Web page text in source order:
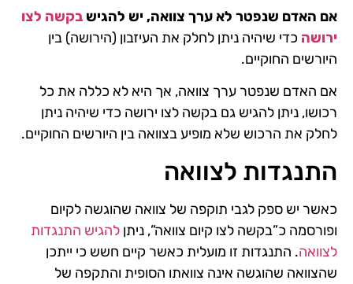
אם האדם שנפטר לא ערך צוואה, יש להגיש בקשה לצו
ירושה כדי שיהיה ניתן לחלק את העיזבון (הירושה) בין
היורשים החוקיים.
אם האדם שנפטר ערך צוואה, אך היא לא כללה את כל
רכושו, ניתן להגיש גם בקשה לצו ירושה כדי שיהיה ניתן
לחלק את הרכוש שלא מופיע בצוואה בין היורשים החוקיים.
התנגדות לצוואה
כאשר יש ספק לגבי תוקפה של צוואה שהוגשה לקיום
ופורסמה כ”בקשה לצו קיום צוואה”, ניתן להגיש התנגדות
לצוואה. התנגדות זו מועלית כאשר קיים חשש כי ייתכן
שהצוואה שהוגשה אינה צוואתו הסופית והתקפה של